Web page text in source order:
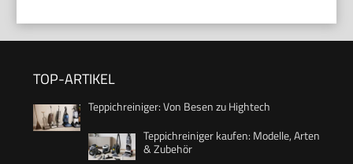
TOP-ARTIKEL
Teppichreiniger: Von Besen zu Hightech
Teppichreiniger kaufen: Modelle, Arten
& Zubehör